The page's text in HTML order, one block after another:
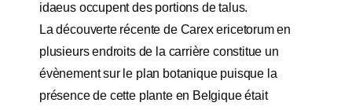
idaeus occupent des portions de talus.
La découverte récente de Carex ericetorum en
plusieurs endroits de la carrière constitue un
évènement sur le plan botanique puisque la
présence de cette plante en Belgique était